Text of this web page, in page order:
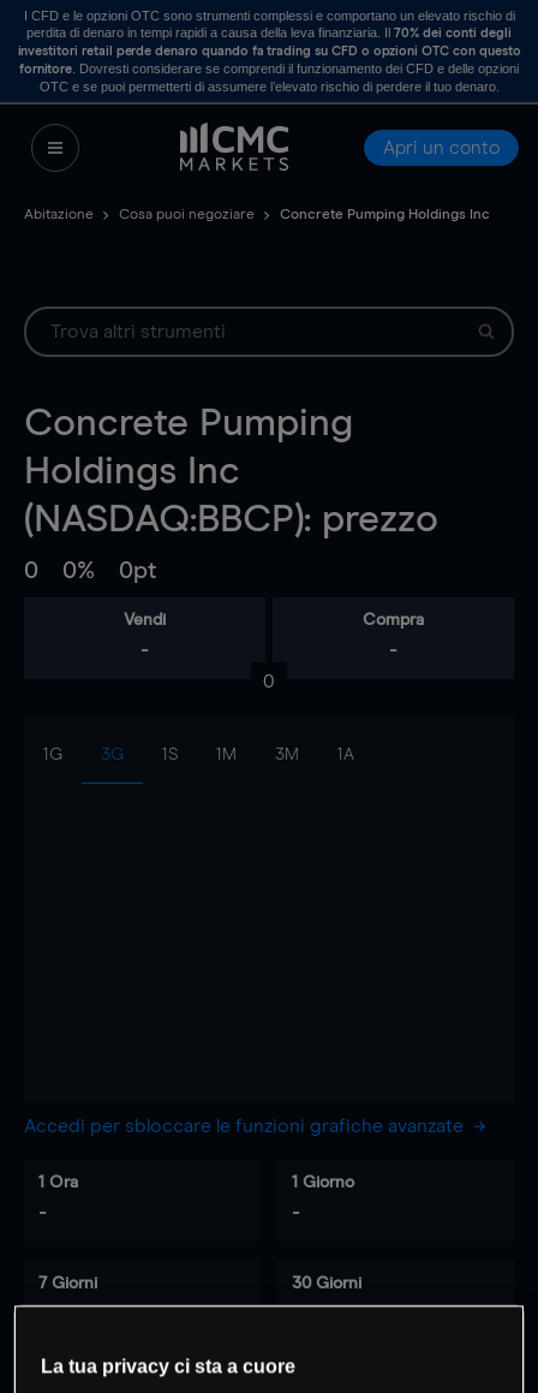
I CFD e le opzioni OTC sono strumenti complessi e comportano un elevato rischio di
perdita di denaro in tempi rapidi a causa della leva finanziaria. Il70% dei conti degli
investitori retail perde denaro quando fa trading su CFD o opzioni OTC con questo
fornitore . Dovresti considerare se comprendi il funzionamento dei CFD e delle opzioni
OTC e se puoi permetterti di assumere l’elevato rischio di perdere il tuo denaro.
Apri un conto
Abitazione Cosa puoi negoziare Concrete Pumping Holdings Inc
Concrete Pumping
Holdings Inc
(NASDAQ:BBCP): prezzo
0 0% 0pt
Vendi
-
Compra
-
0
1G 3G 1S 1M 3M 1A
Accedi per sbloccare le funzioni grafiche avanzate
1 Ora
-
1 Giorno
-
7 Giorni
-
30 Giorni
-
La tua privacy ci sta a cuore